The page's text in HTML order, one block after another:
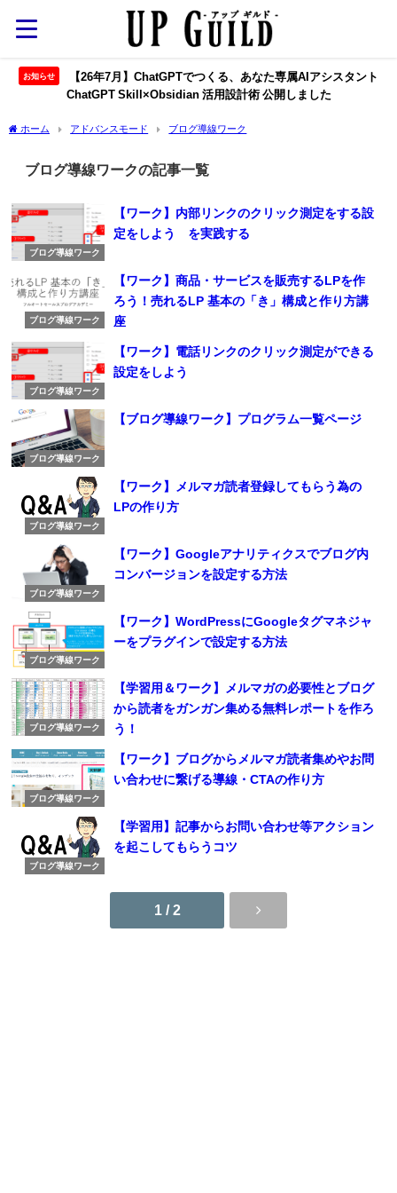
お知らせ
【26年7月】ChatGPTでつくる、あなた専属AIアシスタント
ChatGPT Skill×Obsidian 活用設計術 公開しました
ホーム アドバンスモード ブログ導線ワーク
ブログ導線ワークの記事一覧
ブログ導線ワーク
【ワーク】内部リンクのクリック測定をする設
定をしよう を実践する
ブログ導線ワーク
【ワーク】商品・サービスを販売するLPを作
ろう！売れるLP 基本の「き」構成と作り方講
座
ブログ導線ワーク
【ワーク】電話リンクのクリック測定ができる
設定をしよう
ブログ導線ワーク
【ブログ導線ワーク】プログラム一覧ページ
ブログ導線ワーク
【ワーク】メルマガ読者登録してもらう為の
LPの作り方
ブログ導線ワーク
【ワーク】Googleアナリティクスでブログ内
コンバージョンを設定する方法
ブログ導線ワーク
【ワーク】WordPressにGoogleタグマネジャ
ーをプラグインで設定する方法
ブログ導線ワーク
【学習用＆ワーク】メルマガの必要性とブログ
から読者をガンガン集める無料レポートを作ろ
う！
ブログ導線ワーク
【ワーク】ブログからメルマガ読者集めやお問
い合わせに繋げる導線・CTAの作り方
ブログ導線ワーク
【学習用】記事からお問い合わせ等アクション
を起こしてもらうコツ
1 / 2